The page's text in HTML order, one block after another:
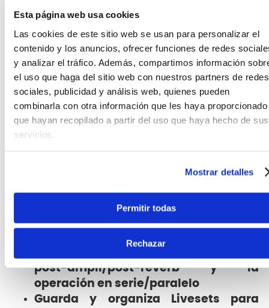
Esta página web usa cookies
Las cookies de este sitio web se usan para personalizar el
contenido y los anuncios, ofrecer funciones de redes
y analizar el tráfico. Además, compartimos información
el uso que haga del sitio web con nuestros partners de redes
sociales, publicidad y análisis web, quienes pueden
combinarla con otra información que les haya proporcionado
que hayan recopilado a partir del uso que haya hecho de sus
servicios.
Mostrar detalles
Permitir todas
Rechazar
más intuitivo
Personaliza los efectos integrados
con más de 60 tipos BOSS prémium
Detalladas herramientas de edición
de amplis y efectos, incluidos
controles avanzados de parámetros,
orden de efectos y más
Personaliza el sonido de la pantalla
Configura con precisión los tres
ajustes de Contour
Modela el sonido general con varios
ecualizadores
post-ampli/post-reverb y la
operación en serie/paralelo
Guarda y organiza Livesets para